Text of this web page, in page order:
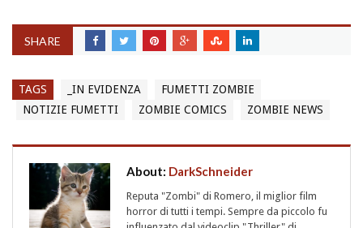
SHARE
TAGS _IN EVIDENZA
FUMETTI ZOMBIE
NOTIZIE FUMETTI
ZOMBIE COMICS ZOMBIE NEWS
About: DarkSchneider
Reputa "Zombi" di Romero, il miglior film
horror di tutti i tempi. Sempre da piccolo fu